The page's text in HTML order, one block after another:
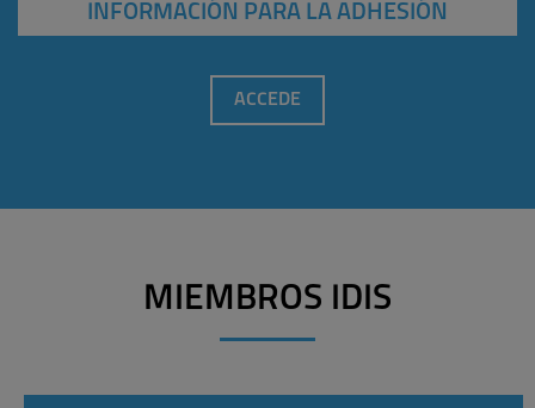
INFORMACIÓN PARA LA ADHESIÓN
ACCEDE
MIEMBROS IDIS